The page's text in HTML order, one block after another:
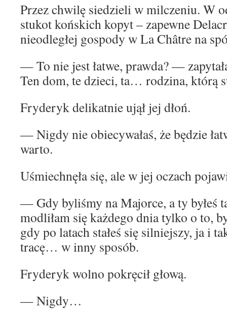
Przez chwilę siedzieli w milczeniu. W
stukot końskich kopyt – zapewne
nieodległej gospody w La Châtre na
— To nie jest łatwe, prawda? —
Ten dom, te dzieci, ta… rodzina, którą
Fryderyk delikatnie ujął jej dłoń.
— Nigdy nie obiecywałaś, że będzie
warto.
Uśmiechnęła się, ale w jej oczach
— Gdy byliśmy na Majorce, a ty byłeś
modliłam się każdego dnia tylko o to,
gdy po latach stałeś się silniejszy, ja i
tracę… w inny sposób.
Fryderyk wolno pokręcił głową.
— Nigdy…